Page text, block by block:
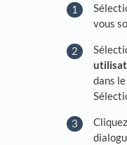
vous
dans